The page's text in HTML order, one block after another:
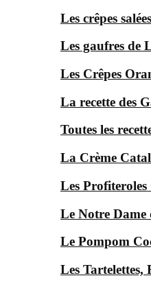
Les crêpes
Les gaufres de
Les Crêpes
La recette des
Toutes les
La Crème
Les
Le Notre
Le Pompom
Les Tartelettes,